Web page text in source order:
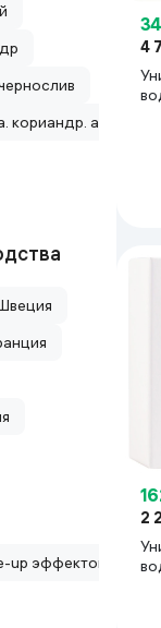
кориандр. абрикос.
up эффектом
4
2